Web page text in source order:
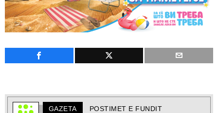
GAZETA POSTIMET E FUNDIT